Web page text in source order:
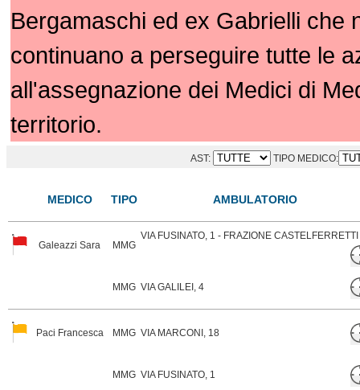
Bergamaschi ed ex Gabrielli che
continuano a perseguire tutte le
all'assegnazione dei Medici di
territorio.
AST: TIPO MEDICO:
MEDICO TIPO AMBULATORIO
Galeazzi Sara MMG
VIA FUSINATO, 1 - FRAZIONE CASTELFERRETTI
MMG VIA GALILEI, 4
Paci Francesca MMG VIA MARCONI, 18
MMG VIA FUSINATO, 1